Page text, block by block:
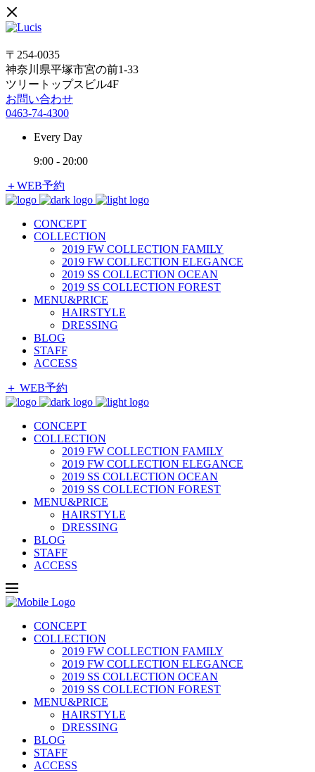
〒254-0035
神奈川県平塚市宮の前1-33
ツリートップスビル4F
お問い合わせ
0463-74-4300
Every Day
9:00 - 20:00
＋WEB予約
CONCEPT
COLLECTION
2019 FW COLLECTION FAMILY
2019 FW COLLECTION ELEGANCE
2019 SS COLLECTION OCEAN
2019 SS COLLECTION FOREST
MENU&PRICE
HAIRSTYLE
DRESSING
BLOG
STAFF
ACCESS
＋ WEB予約
CONCEPT
COLLECTION
2019 FW COLLECTION FAMILY
2019 FW COLLECTION ELEGANCE
2019 SS COLLECTION OCEAN
2019 SS COLLECTION FOREST
MENU&PRICE
HAIRSTYLE
DRESSING
BLOG
STAFF
ACCESS
CONCEPT
COLLECTION
2019 FW COLLECTION FAMILY
2019 FW COLLECTION ELEGANCE
2019 SS COLLECTION OCEAN
2019 SS COLLECTION FOREST
MENU&PRICE
HAIRSTYLE
DRESSING
BLOG
STAFF
ACCESS